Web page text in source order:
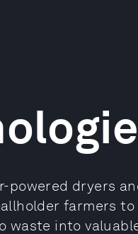
powered dryers
farmers
waste into